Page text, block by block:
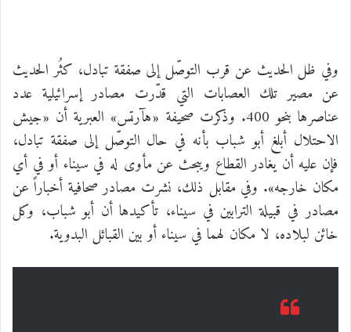
وفي ظل الحديث عن قرب التوصّل إلى صفقة تبادل، كثُر الحديث
عن مصير تلك العصابات التي قدّرت مصادر إسرائيلية عدد
عناصرها بنحو 400. وذكرت صحيفة «هآرتس» العبرية أن «جيش
الاحتلال أبلغ أبو شباب بأنه في حال التوصّل إلى صفقة تبادل،
فإن عليه أن يغادر القطاع ويبحث عن مأوى له في سيناء أو في أي
مكان خارجه». وفي مقابل ذلك، نشرت مصادر صحافية أخباراً عن
مصادر في قبيلة الترابين في سيناء، تأكيدها أن أبو شباب، وكل
خائن لبلاده، لا مكان لهما في سيناء أو بين القبائل البدوية.